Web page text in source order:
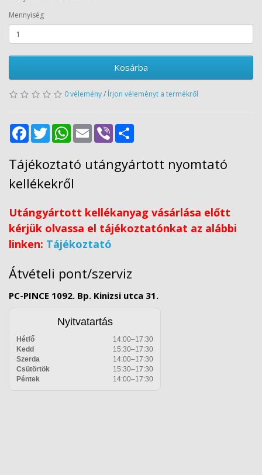
Mennyiség
Kosárba
0 vélemény/ Írjon véleményt a termékről
FacebookTwitter WhatsApp
Email Viber
Tájékoztató utángyártott nyomtató
kellékekről
Utángyártott kellékanyag vásárlása előtt
kérjük olvassa el tájékoztatónkat az alábbi
linken: Tájékoztató
Átvételi pont/szerviz
PC-PINCE 1092. Bp. Kinizsi utca 31.
Nyitvatartás
Hétfő
14:00–17:30
Kedd
15:30–17:30
Szerda
14:00–17:30
Csütörtök
15:30–17:30
Péntek
14:00–17:30